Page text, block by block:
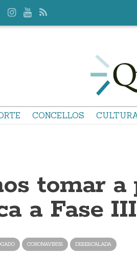
CONCELLOS
tomar a
a Fase III
CORONAVIRUS DESESCALADA